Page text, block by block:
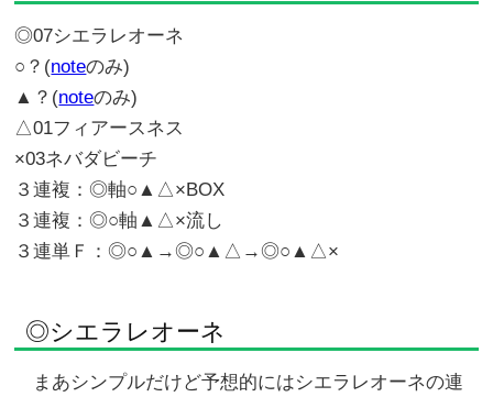
◎07シエラレオーネ
○？(noteのみ)
▲？(noteのみ)
△01フィアースネス
×03ネバダビーチ
３連複：◎軸○▲△×BOX
３連複：◎○軸▲△×流し
３連単Ｆ：◎○▲→◎○▲△→◎○▲△×
◎シエラレオーネ
まあシンプルだけど予想的にはシエラレオーネの連